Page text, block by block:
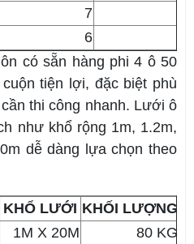
7
6
có sẵn hàng phi 4 ô 50
tiện lợi, đặc biệt phù
thi công nhanh. Lưới ô
như khổ rộng 1m, 1.2m,
dễ dàng lựa chọn theo
KHỔ LƯỚI KHỐI LƯỢNG
1M X 20M
80 KG